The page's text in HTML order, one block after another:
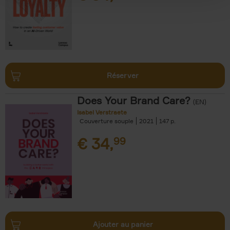
Réserver
Does Your Brand Care? (EN)
Isabel Verstraete
Couverture souple
2021 147
€ 34,99
Ajouter au panier